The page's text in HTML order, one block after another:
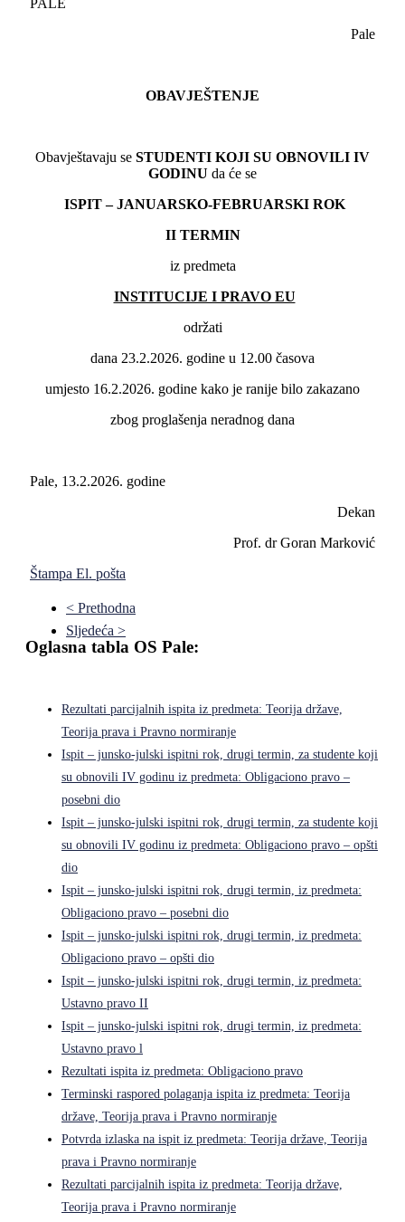
PALE
Pale
OBAVJEŠTENJE
Obavještavaju se STUDENTI KOJI SU OBNOVILI IV
GODINU da će se
ISPIT – JANUARSKO-FEBRUARSKI ROK
II TERMIN
iz predmeta
INSTITUCIJE I PRAVO EU
održati
dana 23.2.2026. godine u 12.00 časova
umjesto 16.2.2026. godine kako je ranije bilo zakazano
zbog proglašenja neradnog dana
Pale, 13.2.2026. godine
Dekan
Prof. dr Goran Marković
Štampa El. pošta
< Prethodna
Sljedeća >
Oglasna tabla OS Pale:
Rezultati parcijalnih ispita iz predmeta: Teorija države,
Teorija prava i Pravno normiranje
Ispit – junsko-julski ispitni rok, drugi termin, za studente koji
su obnovili IV godinu iz predmeta: Obligaciono pravo –
posebni dio
Ispit – junsko-julski ispitni rok, drugi termin, za studente koji
su obnovili IV godinu iz predmeta: Obligaciono pravo – opšti
dio
Ispit – junsko-julski ispitni rok, drugi termin, iz predmeta:
Obligaciono pravo – posebni dio
Ispit – junsko-julski ispitni rok, drugi termin, iz predmeta:
Obligaciono pravo – opšti dio
Ispit – junsko-julski ispitni rok, drugi termin, iz predmeta:
Ustavno pravo II
Ispit – junsko-julski ispitni rok, drugi termin, iz predmeta:
Ustavno pravo l
Rezultati ispita iz predmeta: Obligaciono pravo
Terminski raspored polaganja ispita iz predmeta: Teorija
države, Teorija prava i Pravno normiranje
Potvrda izlaska na ispit iz predmeta: Teorija države, Teorija
prava i Pravno normiranje
Rezultati parcijalnih ispita iz predmeta: Teorija države,
Teorija prava i Pravno normiranje